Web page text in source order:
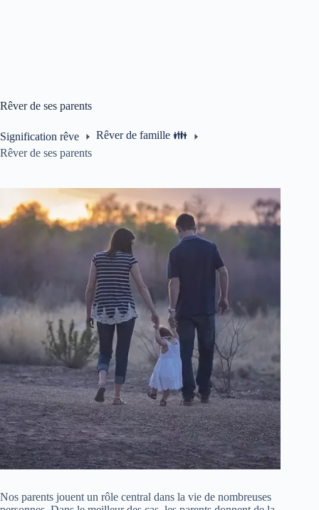
Rêver de ses parents
Signification rêve
Rêver de famille 👪
Rêver de ses parents
Nos parents jouent un rôle central dans la vie de nombreuses